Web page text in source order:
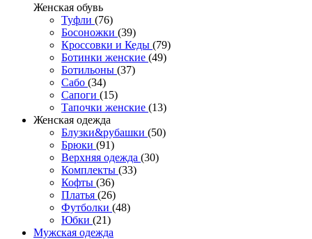
Женcкая обувь
Туфли (76)
Босоножки (39)
Кроссовки и Кеды (79)
Ботинки женские (49)
Ботильоны (37)
Сабо (34)
Сапоги (15)
Тапочки женские (13)
Женская одежда
Блузки&рубашки (50)
Брюки (91)
Верхняя одежда (30)
Комплекты (33)
Кофты (36)
Платья (26)
Футболки (48)
Юбки (21)
Мужская одежда